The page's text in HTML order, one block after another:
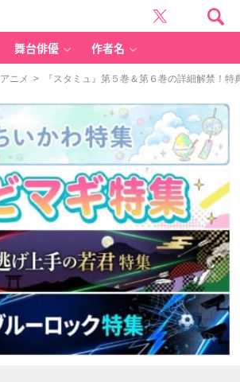
舞台俳優 作者名
アニメ > 『スタミュ』第５巻＆第６巻の詳細解禁！特